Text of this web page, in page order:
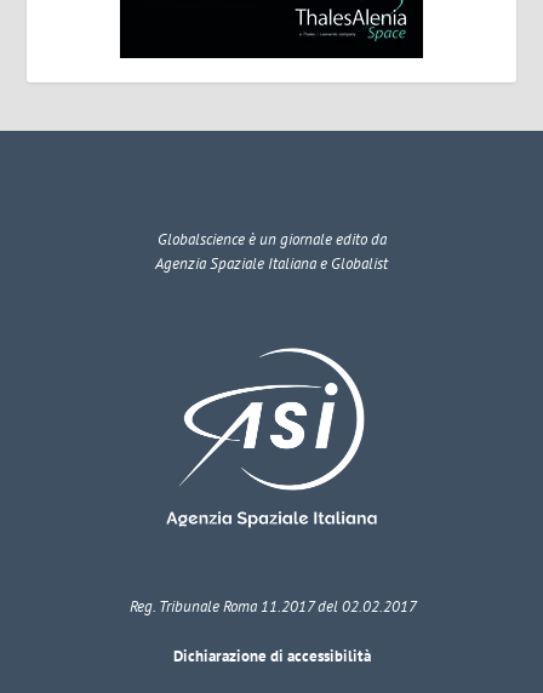
Globalscienceè un giornale edito da
Agenzia Spaziale Italiana e Globalist
Reg. Tribunale Roma 11.2017 del 02.02.2017
Dichiarazione di accessibilità